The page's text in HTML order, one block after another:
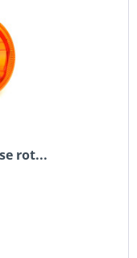
rot...